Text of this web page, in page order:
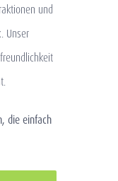
und
Unser
die einfach